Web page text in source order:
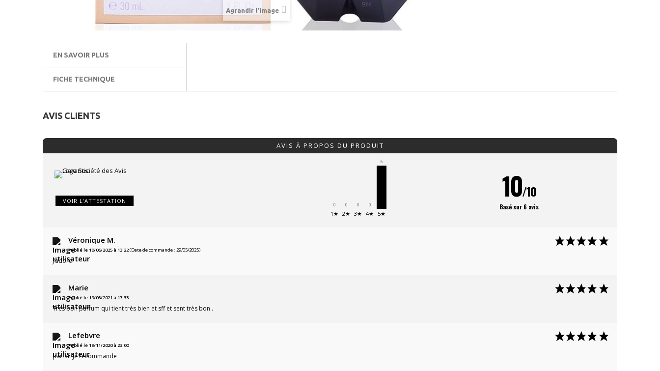
Agrandir l'image
EN SAVOIR PLUS
FICHE TECHNIQUE
AVIS CLIENTS
AVIS À PROPOS DU PRODUIT
VOIR L'ATTESTATION
0
1★
0
2★
0
3★
0
4★
6
5★
10/10
Basé sur 6 avis
Véronique M.
Publié le 10/06/2025 à 13:22(Date de commande : 29/05/2025)
J’adore
Marie
Publié le 19/08/2021 à 17:33
Très bon parfum qui tient très bien et sff et sent très bon .
Lefebvre
Publié le 19/11/2020 à 23:00
parfait je recommande